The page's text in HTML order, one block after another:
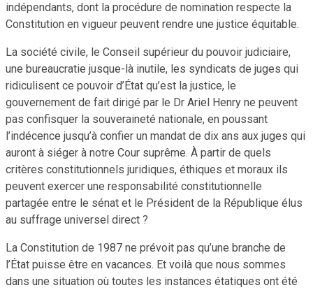
indépendants, dont la procédure de nomination respecte la
Constitution en vigueur peuvent rendre une justice équitable.
La société civile, le Conseil supérieur du pouvoir judiciaire,
une bureaucratie jusque-là inutile, les syndicats de juges qui
ridiculisent ce pouvoir d’État qu’est la justice, le
gouvernement de fait dirigé par le Dr Ariel Henry ne peuvent
pas confisquer la souveraineté nationale, en poussant
l’indécence jusqu’à confier un mandat de dix ans aux juges qui
auront à siéger à notre Cour suprême. À partir de quels
critères constitutionnels juridiques, éthiques et moraux ils
peuvent exercer une responsabilité constitutionnelle
partagée entre le sénat et le Président de la République élus
au suffrage universel direct ?
La Constitution de 1987 ne prévoit pas qu’une branche de
l’État puisse être en vacances. Et voilà que nous sommes
dans une situation où toutes les instances étatiques ont été